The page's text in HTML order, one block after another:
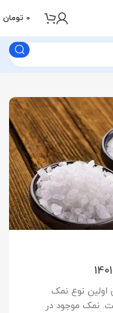
0 تومان
نوع نمک
نمک موجود در